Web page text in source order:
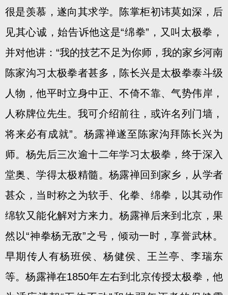
很是羡慕，遂向其求学。陈掌柜初讳莫如深，后
见其心诚，始告诉他这是“绵拳”，又叫太极拳，
并对他讲：“我的技艺不足为你师，我的家乡河南
陈家沟习太极拳者甚多，陈长兴是太极拳泰斗级
人物，他平时立身中正、不倚不靠、气势伟岸，
人称牌位先生。我可介绍前往，或许名列门墙，
将来必有成就”。杨露禅遂至陈家沟拜陈长兴为
师。杨先后三次逾十二年学习太极拳，终于深入
堂奥、学得太极精髓。杨露禅回到家乡，从学者
甚众，当时称之为软手、化拳、绵拳，以其动作
绵软又能化解对方来力。杨露禅后来到北京，果
然以“神拳杨无敌”之号，倾动一时，享誉武林。
早期传人有杨班侯、杨健侯、王兰亭、李瑞东
等。杨露禅在1850年左右到北京传授太极拳，他